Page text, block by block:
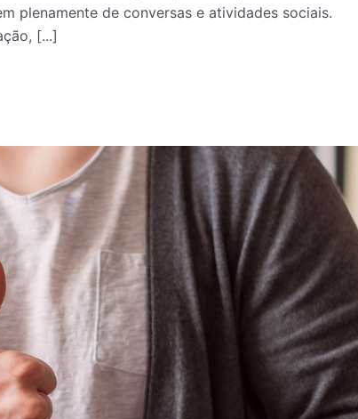
plenamente de conversas e atividades sociais.
[...]